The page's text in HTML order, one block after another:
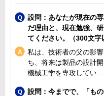
設問：あなたが現在の
だ理由と、現在勉強、
てください。（300文字
私は、技術者の父の影
ち、将来は製品の設計
機械工学を専攻してい
設問：今までで、「も